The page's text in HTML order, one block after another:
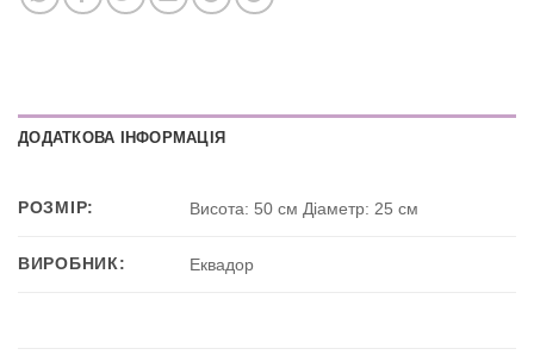
ДОДАТКОВА ІНФОРМАЦІЯ
РОЗМІР: Висота: 50 см Діаметр: 25 см
ВИРОБНИК: Еквадор